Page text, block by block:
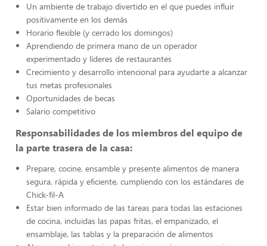
Un ambiente de trabajo divertido en el que puedes influir
positivamente en los demás
Horario flexible (y cerrado los domingos)
Aprendiendo de primera mano de un operador
experimentado y líderes de restaurantes
Crecimiento y desarrollo intencional para ayudarte a alcanzar
tus metas profesionales
Oportunidades de becas
Salario competitivo
Responsabilidades de los miembros del equipo de
la parte trasera de la casa:
Prepare, cocine, ensamble y presente alimentos de manera
segura, rápida y eficiente, cumpliendo con los estándares de
Chick-fil-A
Estar bien informado de las tareas para todas las estaciones
de cocina, incluidas las papas fritas, el empanizado, el
ensamblaje, las tablas y la preparación de alimentos